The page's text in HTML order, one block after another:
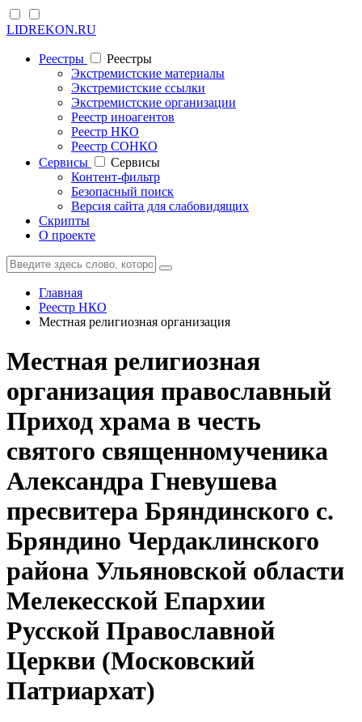
LIDREKON.RU
Реестры
Реестры
Экстремистские материалы
Экстремистские ссылки
Экстремистские организации
Реестр иноагентов
Реестр НКО
Реестр СОНКО
Cервисы
Cервисы
Контент-фильтр
Безопасный поиск
Версия сайта для слабовидящих
Скрипты
О проекте
Главная
Реестр НКО
Местная религиозная организация
Местная религиозная
организация православный
Приход храма в честь
святого священномученика
Александра Гневушева
пресвитера Бряндинского с.
Бряндино Чердаклинского
района Ульяновской области
Мелекесской Епархии
Русской Православной
Церкви (Московский
Патриархат)